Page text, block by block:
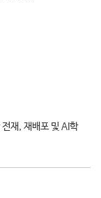
재, 재배포 및 AI학